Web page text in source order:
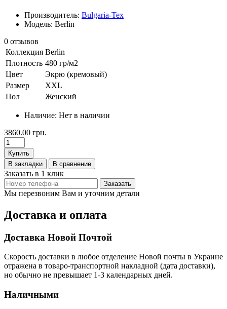
Производитель: Bulgaria-Tex
Модель: Berlin
0 отзывов
Коллекция Berlin
Плотность 480 гр/м2
Цвет
Экрю (кремовый)
Размер
XXL
Пол
Женский
Наличие: Нет в наличии
3860.00 грн.
Купить
В закладки
В сравнение
Заказать в 1 клик
Заказать
Мы перезвоним Вам и уточним детали
Доставка и оплата
Доставка Новой Почтой
Скорость доставки в любое отделение Новой почты в Украине
отражена в товаро-транспортной накладной (дата доставки),
но обычно не превышает 1-3 календарных дней.
Наличными